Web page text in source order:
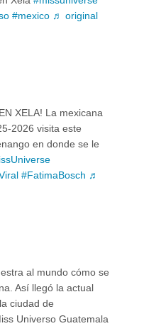
#mexico ♬ original
XELA! La mexicana
2026 visita este
en donde se le
#FatimaBosch ♬
al mundo cómo se
Así llegó la actual
ciudad de
Universo Guatemala